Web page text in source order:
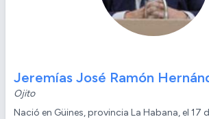
Jeremías José Ramón
Ojito
Nació en Güines, provincia La Habana, el 17